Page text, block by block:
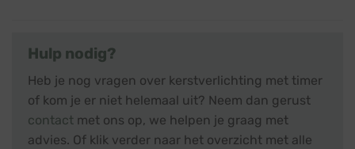
Hulp nodig?
Heb je nog vragen over kerstverlichting met timer
of kom je er niet helemaal uit? Neem dan gerust
contact met ons op, we helpen je graag met
advies. Of klik verder naar het overzicht met alle